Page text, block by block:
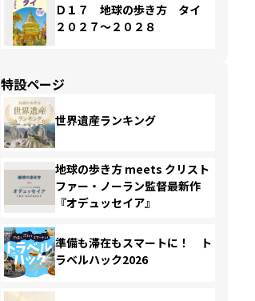
Ｄ１７ 地球の歩き方 タイ
２０２７～２０２８
特設ページ
世界遺産ランキング
地球の歩き方 meets クリスト
ファー・ノーラン監督最新作
『オデュッセイア』
準備も滞在もスマートに！ ト
ラベルハック2026